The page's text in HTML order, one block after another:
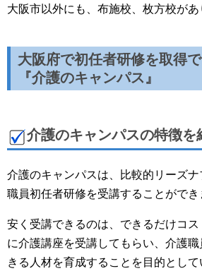
大阪市以外にも、布施校、枚方校があ
大阪府で初任者研修を取得
『介護のキャンパス』
介護のキャンパスの特徴を
介護のキャンパスは、比較的リーズ
職員初任者研修を受講することができ
安く受講できるのは、できるだけコス
に介護講座を受講してもらい、介護
きる人材を育成することを目的として